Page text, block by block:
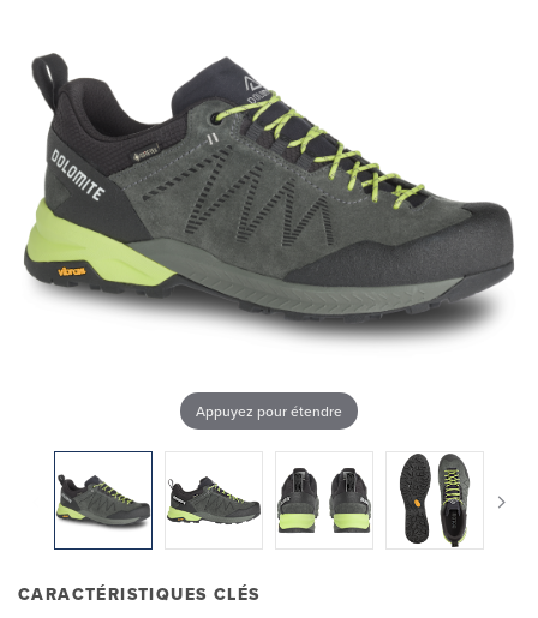
Appuyez pour étendre
CARACTÉRISTIQUES CLÉS